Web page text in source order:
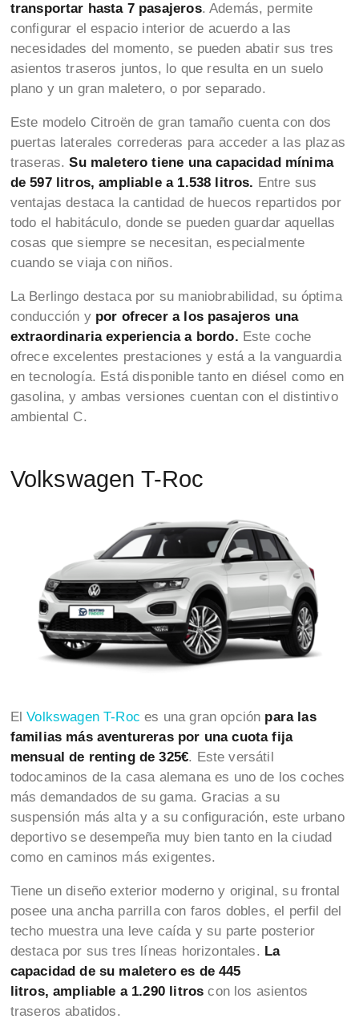
transportar hasta 7 pasajeros. Además, permite
configurar el espacio interior de acuerdo a las
necesidades del momento, se pueden abatir sus tres
asientos traseros juntos, lo que resulta en un suelo
plano y un gran maletero, o por separado.
Este modelo Citroën de gran tamaño cuenta con dos
puertas laterales correderas para acceder a las plazas
traseras.Su maletero tiene una capacidad mínima
de 597 litros, ampliable a 1.538 litros. Entre sus
ventajas destaca la cantidad de huecos repartidos por
todo el habitáculo, donde se pueden guardar aquellas
cosas que siempre se necesitan, especialmente
cuando se viaja con niños.
La Berlingo destaca por su maniobrabilidad, su óptima
conducción y por ofrecer a los pasajeros una
extraordinaria experiencia a bordo. Este coche
ofrece excelentes prestaciones y está a la vanguardia
en tecnología. Está disponible tanto en diésel como en
gasolina, y ambas versiones cuentan con el distintivo
ambiental C.
Volkswagen T-Roc
ElVolkswagen T-Roc es una gran opción para las
familias más aventureras por una cuota fija
mensual de renting de 325€. Este versátil
todocaminos de la casa alemana es uno de los coches
más demandados de su gama. Gracias a su
suspensión más alta y a su configuración, este urbano
deportivo se desempeña muy bien tanto en la ciudad
como en caminos más exigentes.
Tiene un diseño exterior moderno y original, su frontal
posee una ancha parrilla con faros dobles, el perfil del
techo muestra una leve caída y su parte posterior
destaca por sus tres líneas horizontales. La
capacidad de su maletero es de 445
litros, ampliable a 1.290 litros con los asientos
traseros abatidos.